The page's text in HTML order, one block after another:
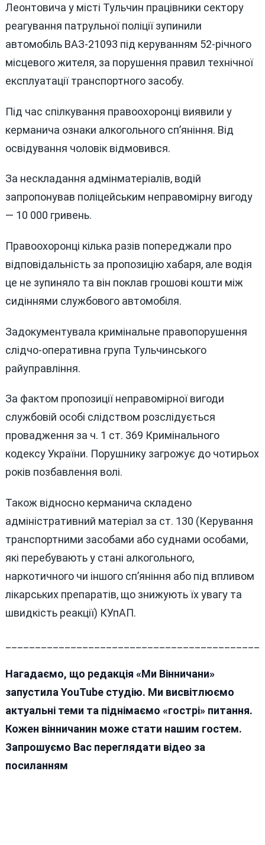
Леонтовича у місті Тульчин працівники сектору
реагування патрульної поліції зупинили
автомобіль ВАЗ-21093 під керуванням 52-річного
місцевого жителя, за порушення правил технічної
експлуатації транспортного засобу.
Під час спілкування правоохоронці виявили у
керманича ознаки алкогольного сп’яніння. Від
освідування чоловік відмовився.
За нескладання адмінматеріалів, водій
запропонував поліцейським неправомірну вигоду
— 10 000 гривень.
Правоохоронці кілька разів попереджали про
відповідальність за пропозицію хабаря, але водія
це не зупиняло та він поклав грошові кошти між
сидіннями службового автомобіля.
Задокументувала кримінальне правопорушення
слідчо-оперативна група Тульчинського
райуправління.
За фактом пропозиції неправомірної вигоди
службовій особі слідством розслідується
провадження за ч. 1 ст. 369 Кримінального
кодексу України. Порушнику загрожує до чотирьох
років позбавлення волі.
Також відносно керманича складено
адміністративний матеріал за ст. 130 (Керування
транспортними засобами або суднами особами,
які перебувають у стані алкогольного,
наркотичного чи іншого сп’яніння або під впливом
лікарських препаратів, що знижують їх увагу та
швидкість реакції) КУпАП.
Нагадаємо, що редакція «Ми Вінничани»
запустила YouTube студію. Ми висвітлюємо
актуальні теми та піднімаємо «гострі» питання.
Кожен вінничанин може стати нашим гостем.
Запрошуємо Вас переглядати відео за
посиланням